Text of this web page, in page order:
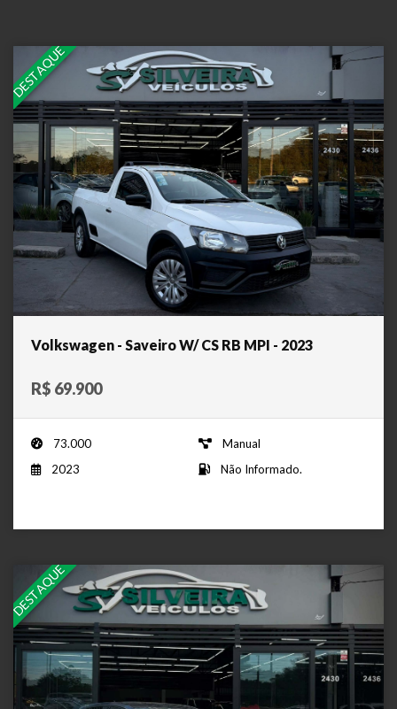
DESTAQUE
Volkswagen - Saveiro W/ CS RB MPI - 2023
R$ 69.900
73.000
Manual
2023
Não Informado.
DESTAQUE